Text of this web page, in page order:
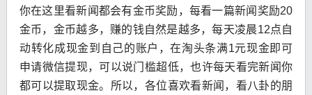
你在这里看新闻都会有金币奖励，每看一篇新闻奖励20
金币，金币越多，赚的钱自然是越多，每天凌晨12点自
动转化成现金到自己的账户，在淘头条满1元现金即可
申请微信提现，可以说门槛超低，也许每天看完新闻你
都可以提取现金。所以，各位喜欢看新闻，看八卦的朋